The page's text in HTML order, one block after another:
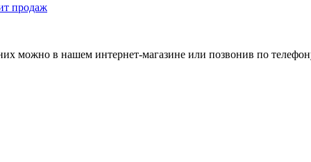
продаж
можно в нашем интернет-магазине или позвонив по